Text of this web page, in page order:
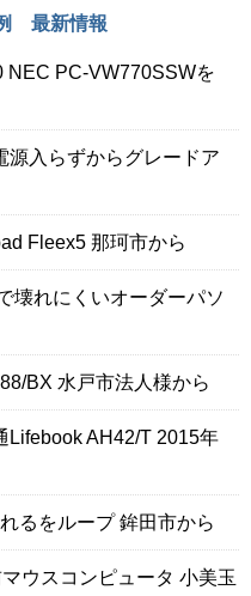
最新情報
NEC PC-VW770SSWを
源入らずからグレードア
Fleex5 那珂市から
壊れにくいオーダーパソ
BX 水戸市法人様から
Lifebook AH42/T 2015年
るをループ 鉾田市から
ウスコンピュータ 小美玉